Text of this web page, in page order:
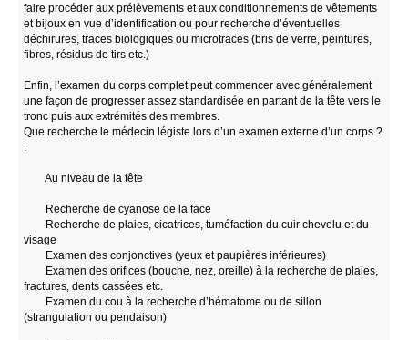
faire procéder aux prélèvements et aux conditionnements de vêtements
et bijoux en vue d’identification ou pour recherche d’éventuelles
déchirures, traces biologiques ou microtraces (bris de verre, peintures,
fibres, résidus de tirs etc.)
Enfin, l’examen du corps complet peut commencer avec généralement
une façon de progresser assez standardisée en partant de la tête vers le
tronc puis aux extrémités des membres.
Que recherche le médecin légiste lors d’un examen externe d’un corps ?
:
Au niveau de la tête
Recherche de cyanose de la face
Recherche de plaies, cicatrices, tuméfaction du cuir chevelu et du
visage
Examen des conjonctives (yeux et paupières inférieures)
Examen des orifices (bouche, nez, oreille) à la recherche de plaies,
fractures, dents cassées etc.
Examen du cou à la recherche d’hématome ou de sillon
(strangulation ou pendaison)